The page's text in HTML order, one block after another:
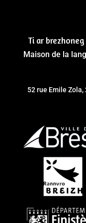
Ti ar
Maison de la
52 rue Emile Zola,